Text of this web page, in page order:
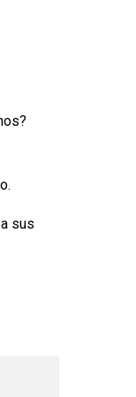
sus